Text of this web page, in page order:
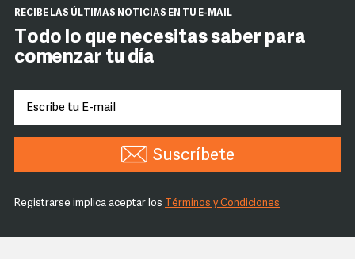
RECIBE LAS ÚLTIMAS NOTICIAS EN TU E-MAIL
Todo lo que necesitas saber para
comenzar tu día
Suscríbete
Registrarse implica aceptar los Términos y Condiciones